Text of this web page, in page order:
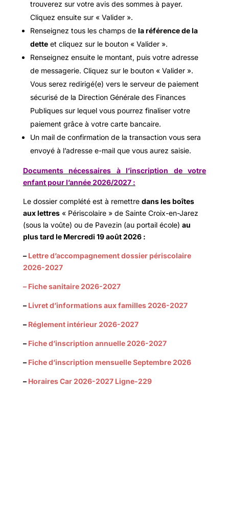
trouverez sur votre avis des sommes à payer.
Cliquez ensuite sur « Valider ».
Renseignez tous les champs de la référence de la
detteet cliquez sur le bouton « Valider ».
Renseignez ensuite le montant, puis votre adresse
de messagerie. Cliquez sur le bouton « Valider ».
Vous serez redirigé(e) vers le serveur de paiement
sécurisé de la Direction Générale des Finances
Publiques sur lequel vous pourrez finaliser votre
paiement grâce à votre carte bancaire.
Un mail de confirmation de la transaction vous sera
envoyé à l’adresse e-mail que vous aurez saisie.
Documents nécessaires à l’inscription de votre
enfant pour l’année 2026/2027 :
Le dossier complété est à remettre dans les boîtes
aux lettres« Périscolaire » de Sainte Croix-en-Jarez
(sous la voûte) ou de Pavezin (au portail école) au
plus tard le Mercredi 19 août 2026 :
– Lettre d’accompagnement dossier périscolaire
2026-2027
– Fiche sanitaire 2026-2027
– Livret d’informations aux familles 2026-2027
– Réglement intérieur 2026-2027
– Fiche d’inscription annuelle 2026-2027
– Fiche d’inscription mensuelle Septembre 2026
– Horaires Car 2026-2027 Ligne-229